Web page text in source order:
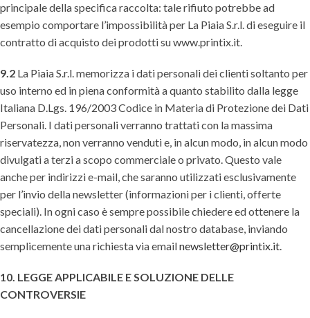
principale della specifica raccolta: tale rifiuto potrebbe ad
esempio comportare l’impossibilità per La Piaia S.r.l. di eseguire il
contratto di acquisto dei prodotti su www.printix.it.
9.2 La Piaia S.r.l. memorizza i dati personali dei clienti soltanto per
uso interno ed in piena conformità a quanto stabilito dalla legge
Italiana D.Lgs. 196/2003 Codice in Materia di Protezione dei Dati
Personali. I dati personali verranno trattati con la massima
riservatezza, non verranno venduti e, in alcun modo, in alcun modo
divulgati a terzi a scopo commerciale o privato. Questo vale
anche per indirizzi e-mail, che saranno utilizzati esclusivamente
per l’invio della newsletter (informazioni per i clienti, offerte
speciali). In ogni caso è sempre possibile chiedere ed ottenere la
cancellazione dei dati personali dal nostro database, inviando
semplicemente una richiesta via emailnewsletter@printix.it.
10. LEGGE APPLICABILE E SOLUZIONE DELLE
CONTROVERSIE